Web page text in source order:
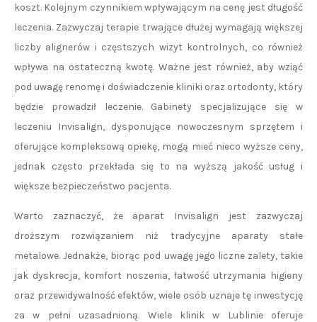
koszt. Kolejnym czynnikiem wpływającym na cenę jest długość
leczenia. Zazwyczaj terapie trwające dłużej wymagają większej
liczby alignerów i częstszych wizyt kontrolnych, co również
wpływa na ostateczną kwotę. Ważne jest również, aby wziąć
pod uwagę renomę i doświadczenie kliniki oraz ortodonty, który
będzie prowadził leczenie. Gabinety specjalizujące się w
leczeniu Invisalign, dysponujące nowoczesnym sprzętem i
oferujące kompleksową opiekę, mogą mieć nieco wyższe ceny,
jednak często przekłada się to na wyższą jakość usług i
większe bezpieczeństwo pacjenta.
Warto zaznaczyć, że aparat Invisalign jest zazwyczaj
droższym rozwiązaniem niż tradycyjne aparaty stałe
metalowe. Jednakże, biorąc pod uwagę jego liczne zalety, takie
jak dyskrecja, komfort noszenia, łatwość utrzymania higieny
oraz przewidywalność efektów, wiele osób uznaje tę inwestycję
za w pełni uzasadnioną. Wiele klinik w Lublinie oferuje